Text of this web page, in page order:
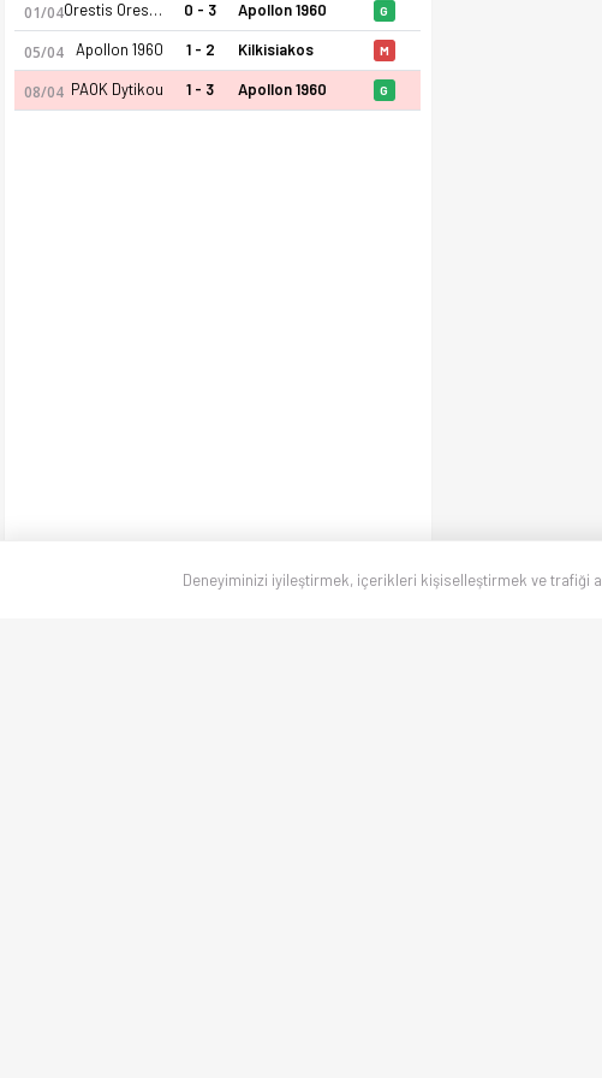
01/04 Orestis Orestiadas 0 - 3 Apollon 1960 G
05/04 Apollon 1960 1 - 2 Kilkisiakos M
08/04 PAOK Dytikou 1 - 3 Apollon 1960 G
Deneyiminizi iyileştirmek, içerikleri kişiselleştirmek ve trafiği